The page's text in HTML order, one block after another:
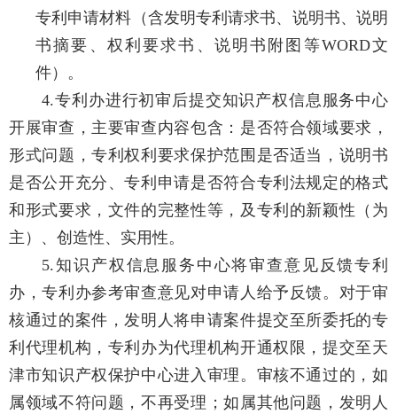
专利申请材料（含发明专利请求书、说明书、说明
书摘要、权利要求书、说明书附图等WORD文
件）。
4.专利办进行初审后提交知识产权信息服务中心
开展审查，主要审查内容包含：是否符合领域要求，
形式问题，专利权利要求保护范围是否适当，说明书
是否公开充分、专利申请是否符合专利法规定的格式
和形式要求，文件的完整性等，及专利的新颖性（为
主）、创造性、实用性。
5. 知识产权信息服务中心将审查意见反馈专利
办，专利办参考审查意见对申请人给予反馈。对于审
核通过的案件，发明人将申请案件提交至所委托的专
利代理机构，专利办为代理机构开通权限，提交至天
津市知识产权保护中心进入审理。审核不通过的，如
属领域不符问题，不再受理；如属其他问题，发明人